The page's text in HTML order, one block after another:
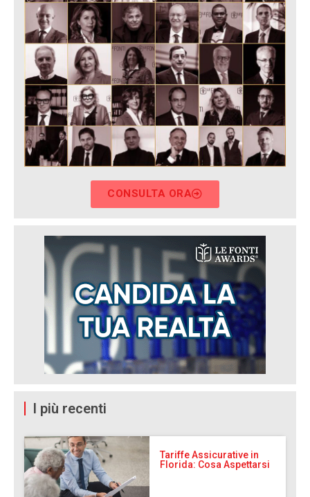
CONSULTA ORA
I più recenti
Tariffe Assicurative in
Florida: Cosa Aspettarsi